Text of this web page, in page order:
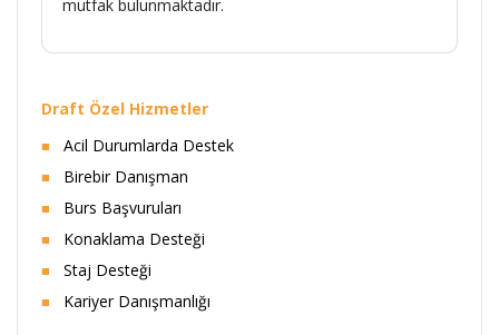
mutfak bulunmaktadır.
Draft Özel Hizmetler
Acil Durumlarda Destek
Birebir Danışman
Burs Başvuruları
Konaklama Desteği
Staj Desteği
Kariyer Danışmanlığı